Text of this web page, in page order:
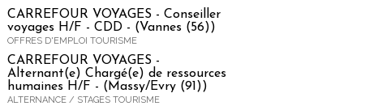
CARREFOUR VOYAGES - Conseiller
voyages H/F - CDD - (Vannes (56))
OFFRES D'EMPLOI TOURISME
CARREFOUR VOYAGES -
Alternant(e) Chargé(e) de ressources
humaines H/F - (Massy/Evry (91))
ALTERNANCE / STAGES TOURISME